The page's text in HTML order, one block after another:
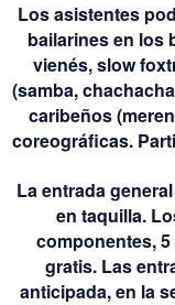
Los asistentes
bailarines en los
vienés, slow
(samba,
caribeños
coreográficas.
La entrada
en taquilla.
componentes,
gratis. Las
anticipada, en la